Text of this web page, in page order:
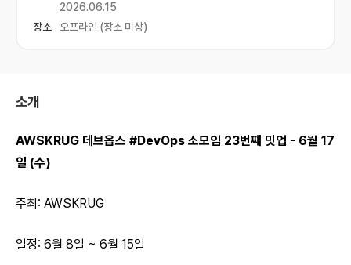
2026.06.15
장소
오프라인 (장소 미상)
소개
AWSKRUG 데브옵스 #DevOps 소모임 23번째 밋업 - 6월 17
일 (수)
주최: AWSKRUG
일정: 6월 8일 ~ 6월 15일